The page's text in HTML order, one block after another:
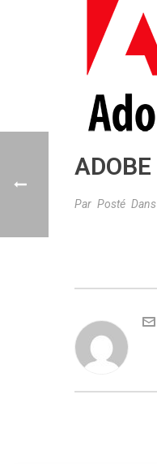
ADOBE
Par Posté Dans